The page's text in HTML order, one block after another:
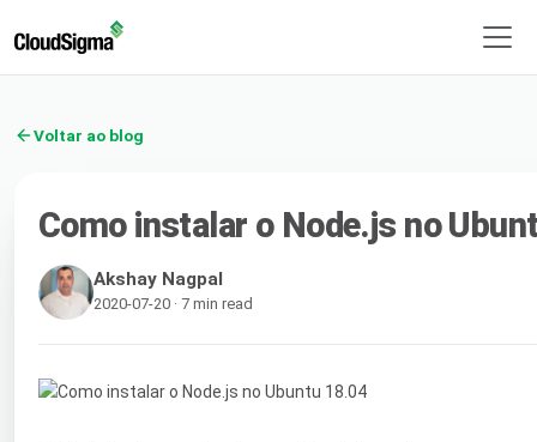
Voltar ao blog
Como instalar o Node.js no
Akshay Nagpal
2020-07-20 · 7 min read